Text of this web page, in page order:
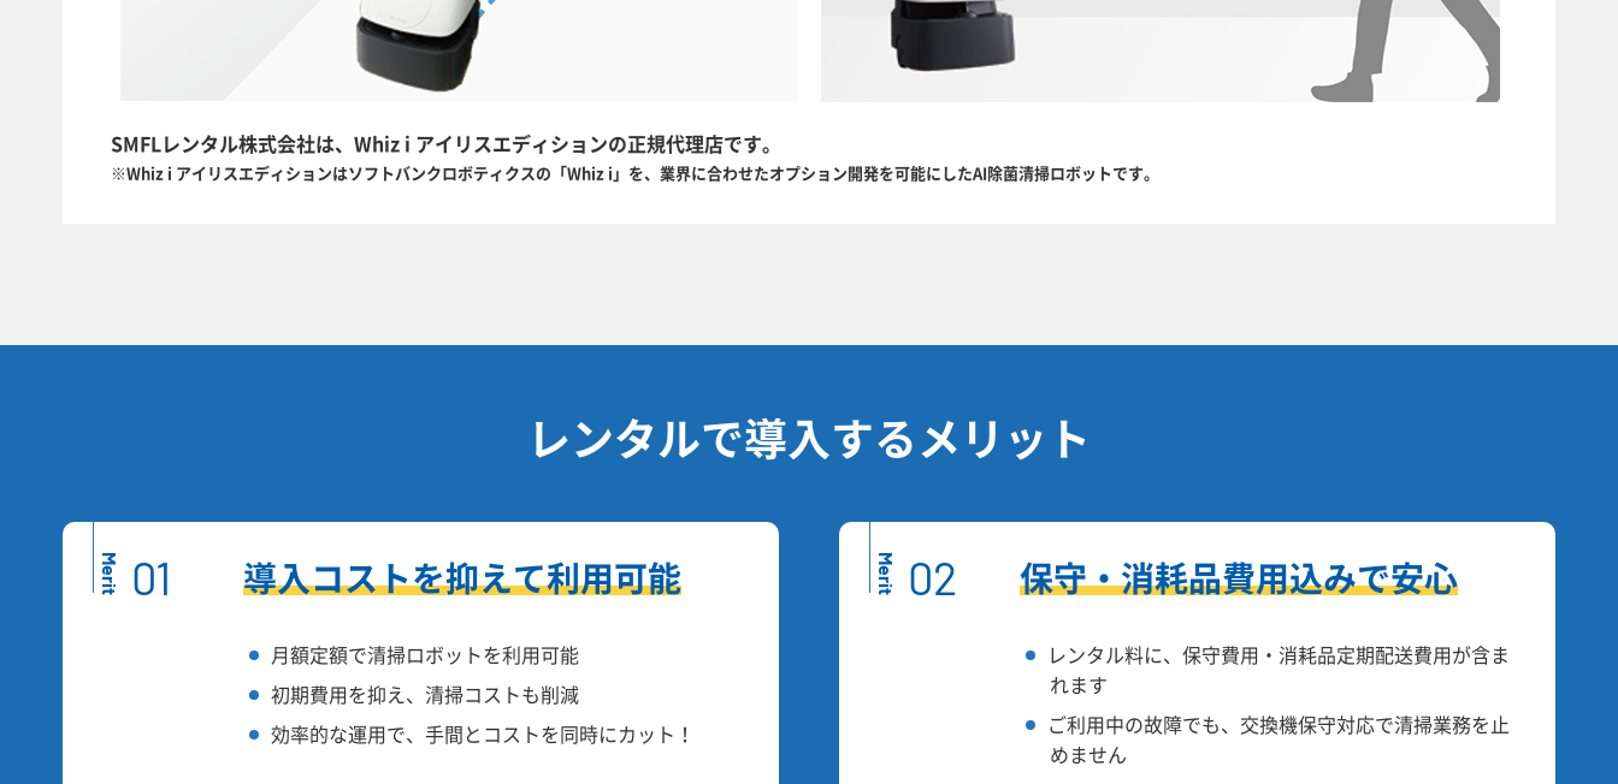
SMFLレンタル株式会社は、Whiz i アイリスエディションの正規代理店です。
※Whiz i アイリスエディションはソフトバンクロボティクスの「Whiz i」を、業界に合わせたオプション開発を可能にしたAI除菌清掃ロボットです。
レンタルで導入するメリット
Merit 01 導入コストを抑えて利用可能
月額定額で清掃ロボットを利用可能
初期費用を抑え、清掃コストも削減
効率的な運用で、手間とコストを同時にカット！
Merit 02 保守・消耗品費用込みで安心
レンタル料に、保守費用・消耗品定期配送費用が含ま
れます
ご利用中の故障でも、交換機保守対応で清掃業務を止
めません